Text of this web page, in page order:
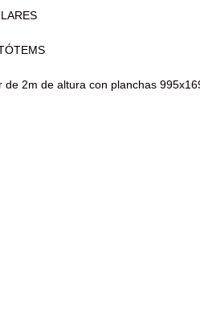
de 2m de altura con planchas